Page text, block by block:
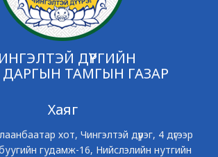
ДҮҮРГИЙН
ДАРГЫН ТАМГЫН ГАЗАР
Хаяг
хот, Чингэлтэй дүүрэг, 4 дүгээр
гудамж-16, Нийслэлийн нутгийн